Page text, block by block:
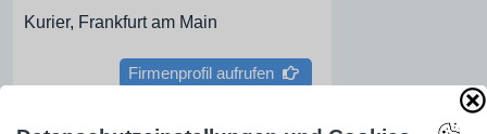
Kurier, Frankfurt am Main
Firmenprofil aufrufen